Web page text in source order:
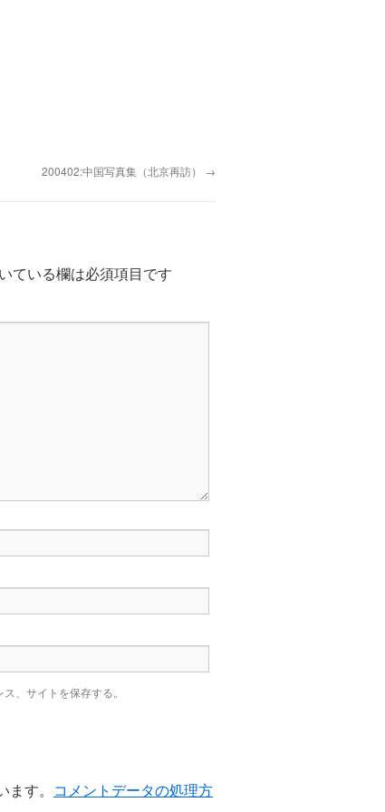
200402:中国写真集（北京再訪） →
ている欄は必須項目です
、サイトを保存する。
す。 コメントデータの処理方